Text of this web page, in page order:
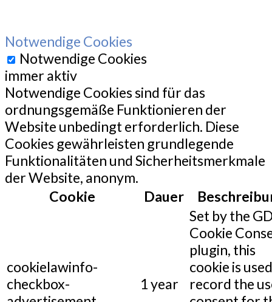
Notwendige Cookies
Notwendige Cookies
immer aktiv
Notwendige Cookies sind für das
ordnungsgemäße Funktionieren der
Website unbedingt erforderlich. Diese
Cookies gewährleisten grundlegende
Funktionalitäten und Sicherheitsmerkmale
der Website, anonym.
Cookie
Dauer
cookielawinfo-
checkbox-
1 year
Set by the
Cookie
plugin, this
cookie is
record the